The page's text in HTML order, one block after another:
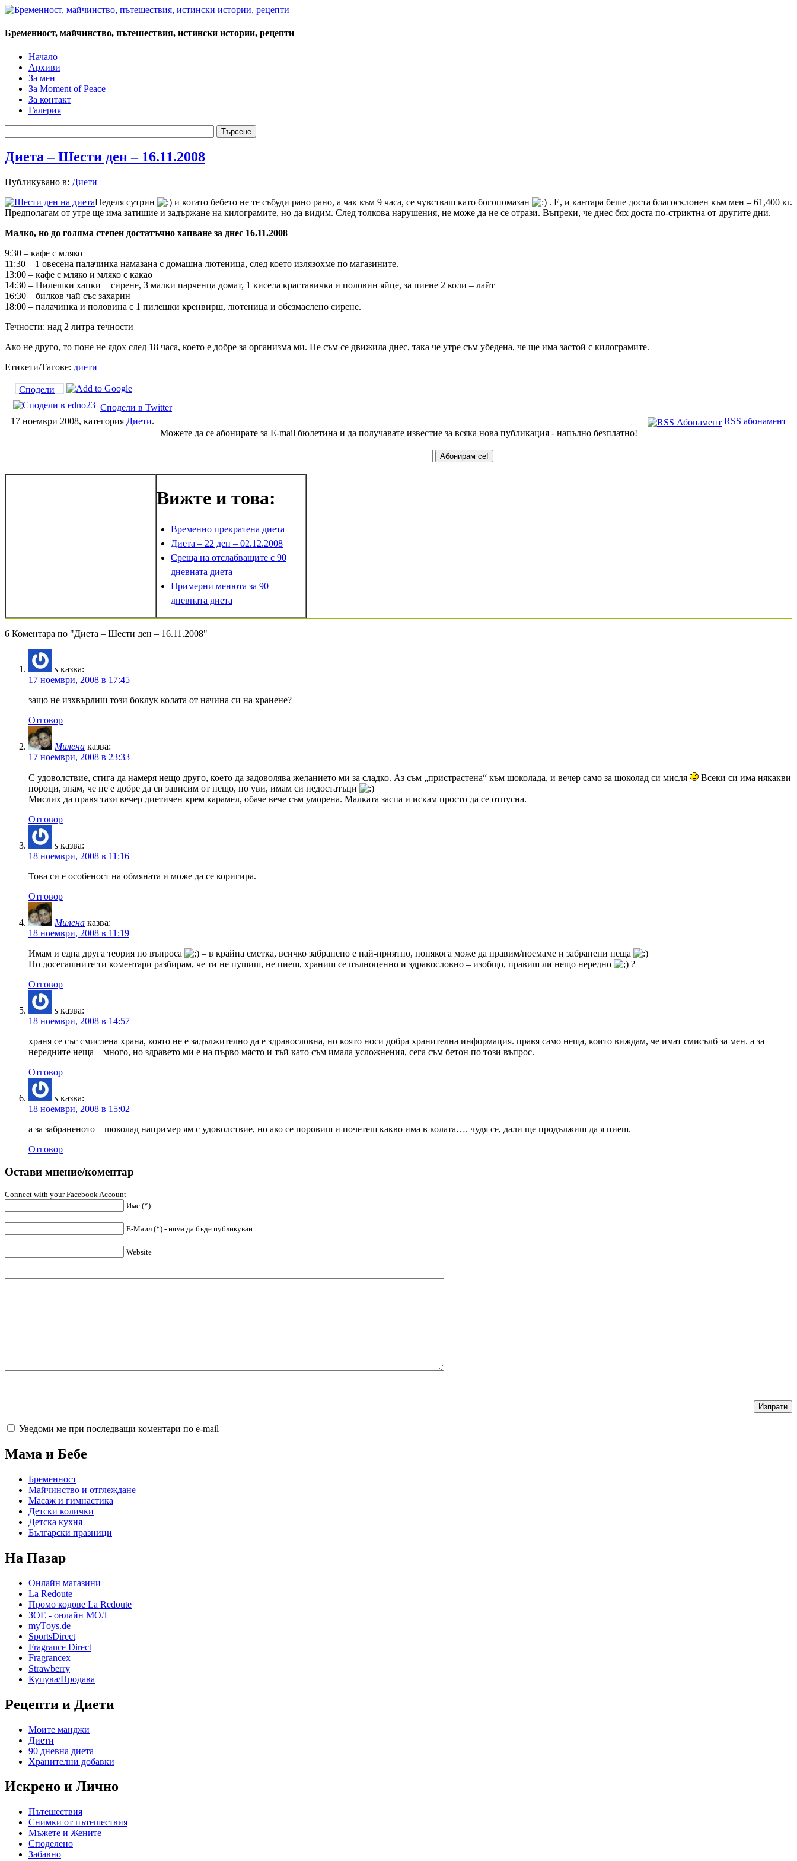
Бременност, майчинство, пътешествия, истински истории, рецепти
Начало
Архиви
За мен
За Moment of Peace
За контакт
Галерия
Диета – Шести ден – 16.11.2008
Публикувано в: Диети
Неделя сутрин
и когато бебето не те събуди рано рано, а чак към 9 часа, се чувстваш като богопомазан
. Е, и кантара беше доста благосклонен към мен – 61,400 кг.
Предполагам от утре ще има затишие и задържане на килограмите, но да видим. След толкова нарушения, не може да не се отрази. Въпреки, че днес бях доста по-стриктна от другите дни.
Малко, но до голяма степен достатъчно хапване за днес 16.11.2008
9:30 – кафе с мляко
11:30 – 1 овесена палачинка намазана с домашна лютеница, след което излязохме по магазините.
13:00 – кафе с мляко и мляко с какао
14:30 – Пилешки хапки + сирене, 3 малки парченца домат, 1 кисела краставичка и половин яйце, за пиене 2 коли – лайт
16:30 – билков чай със захарин
18:00 – палачинка и половина с 1 пилешки кренвирш, лютеница и обезмаслено сирене.
Течности: над 2 литра течности
Ако не друго, то поне не ядох след 18 часа, което е добре за организма ми. Не съм се движила днес, така че утре съм убедена, че ще има застой с килограмите.
Етикети/Тагове: диети
Сподели
Сподели в Twitter
17 ноември 2008, категория Диети.
RSS абонамент
Можете да се абонирате за E-mail бюлетина и да получавате известие за всяка нова публикация - напълно безплатно!
Вижте и това:
Временно прекратена диета
Диета – 22 ден – 02.12.2008
Среща на отслабващите с 90
дневната диета
Примерни менюта за 90
дневната диета
6 Коментара по "Диета – Шести ден – 16.11.2008"
s казва:
17 ноември, 2008 в 17:45
защо не изхвърлиш този боклук колата от начина си на хранене?
Отговор
Милена казва:
17 ноември, 2008 в 23:33
С удоволствие, стига да намеря нещо друго, което да задоволява желанието ми за сладко. Аз съм „пристрастена“ към шоколада, и вечер само за шоколад си мисля
Всеки си има някакви
пороци, знам, че не е добре да си зависим от нещо, но уви, имам си недостатъци
Мислих да правя тази вечер диетичен крем карамел, обаче вече съм уморена. Малката заспа и искам просто да се отпусна.
Отговор
s казва:
18 ноември, 2008 в 11:16
Това си е особеност на обмяната и може да се коригира.
Отговор
Милена казва:
18 ноември, 2008 в 11:19
Имам и една друга теория по въпроса
– в крайна сметка, всичко забранено е най-приятно, понякога може да правим/поемаме и забранени неща
По досегашните ти коментари разбирам, че ти не пушиш, не пиеш, храниш се пълноценно и здравословно – изобщо, правиш ли нещо нередно
?
Отговор
s казва:
18 ноември, 2008 в 14:57
храня се със смислена храна, която не е задължително да е здравословна, но която носи добра хранителна информация. правя само неща, които виждам, че имат смисълб за мен. а за
нередните неща – много, но здравето ми е на първо място и тъй като съм имала усложнения, сега съм бетон по този въпрос.
Отговор
s казва:
18 ноември, 2008 в 15:02
а за забраненото – шоколад например ям с удоволствие, но ако се поровиш и почетеш какво има в колата…. чудя се, дали ще продължиш да я пиеш.
Отговор
Остави мнение/коментар
Connect with your Facebook Account
Име (*)
Е-Маил (*) - няма да бъде публикуван
Website
Уведоми ме при последващи коментари по e-mail
Мама и Бебе
Бременност
Майчинство и отглеждане
Масаж и гимнастика
Детски колички
Детска кухня
Български празници
На Пазар
Онлайн магазини
La Redoute
Промо кодове La Redoute
ЗОЕ - онлайн МОЛ
myТoys.de
SportsDirect
Fragrance Direct
Fragrancex
Strawberry
Купува/Продава
Рецепти и Диети
Моите манджи
Диети
90 дневна диета
Хранителни добавки
Искрено и Лично
Пътешествия
Снимки от пътешествия
Мъжете и Жените
Спoделено
Забавно